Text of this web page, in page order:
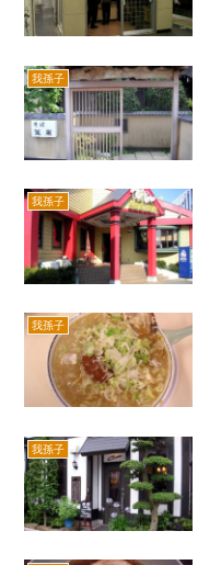
我孫子
我孫子
我孫子
我孫子